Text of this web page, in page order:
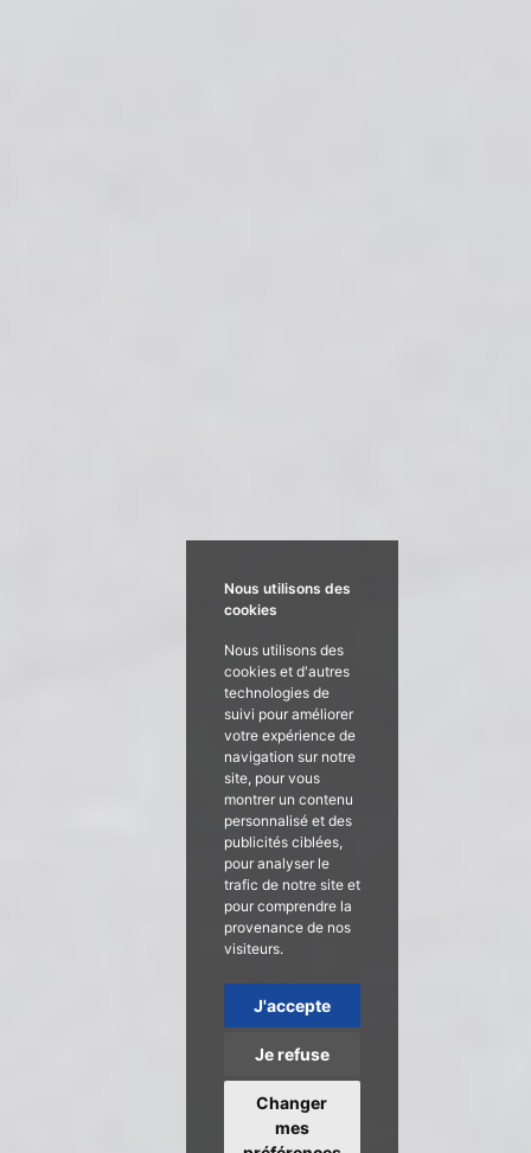
Nous utilisons des
cookies
Nous utilisons des
cookies et d'autres
technologies de
suivi pour améliorer
votre expérience de
navigation sur notre
site, pour vous
montrer un contenu
personnalisé et des
publicités ciblées,
pour analyser le
trafic de notre site et
pour comprendre la
provenance de nos
visiteurs.
J'accepte
Je refuse
Changer
mes